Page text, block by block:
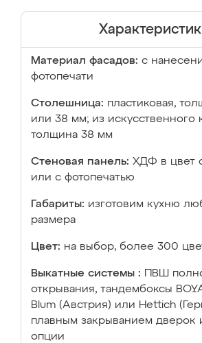
Материал фасадов: с
фотопечати
Столешница: пластиковая,
или 38 мм; из искусственного
толщина 38 мм
Стеновая панель: ХДФ в цвет
или с фотопечатью
Габариты: изготовим кухню
размера
Цвет: на выбор, более 300
Выкатные системы :
ПВШ
открывания, тандембоксы
Blum (Австрия) или Hettich
плавным закрыванием дверок
опции